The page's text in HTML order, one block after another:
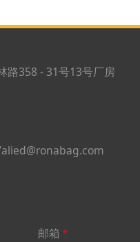
路358 - 31号13号厂房
邮箱*